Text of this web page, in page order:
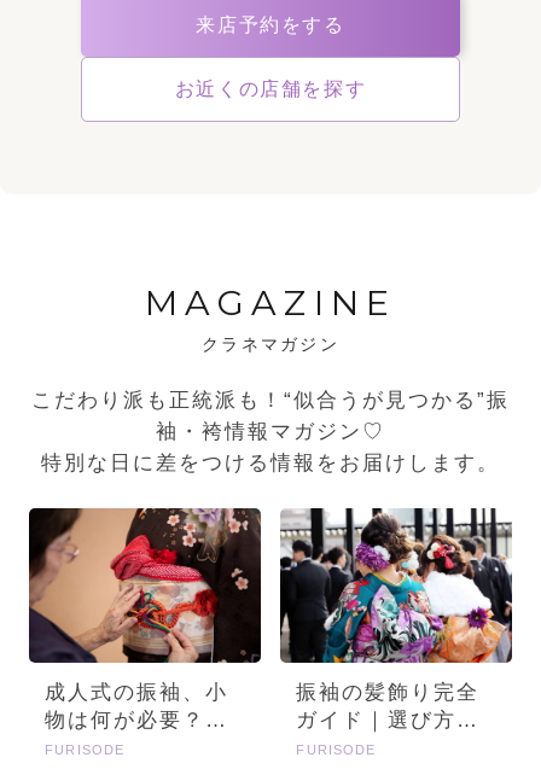
来店予約をする
お近くの店舗を探す
MAGAZINE
クラネマガジン
こだわり派も正統派も！“似合うが見つかる”振
袖・袴情報マガジン♡
特別な日に差をつける情報をお届けします。
成人式の振袖、小
物は何が必要？画
像とセットで詳し
FURISODE
振袖の髪飾り完全
ガイド｜選び方・
種類・トレンドを
FURISODE